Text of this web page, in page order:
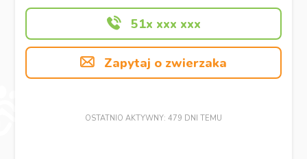
51x xxx xxx
Zapytaj o zwierzaka
OSTATNIO AKTYWNY: 479 DNI TEMU